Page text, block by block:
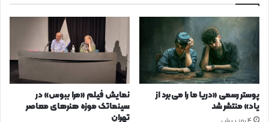
پوستر رسمی «دریا ما را می‌برد از
یاد» منتشر شد
نمایش فیلم «مرا ببوس» در
سینماتک موزه هنرهای معاصر
تهران